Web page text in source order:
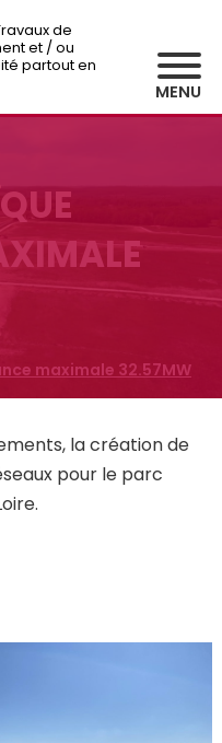
de
et / ou
partout en
MENU
maximale 32.57MW
la création de
pour le parc